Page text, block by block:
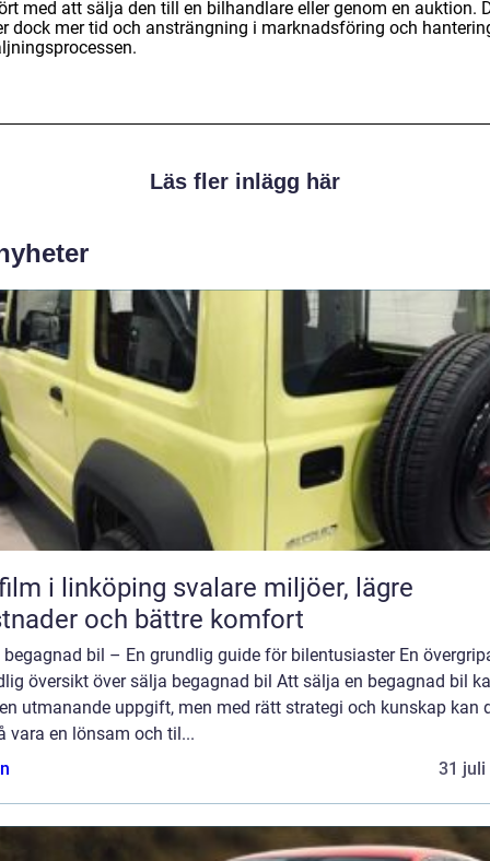
med att sälja den till en bilhandlare eller genom en auktion.
dock mer tid och ansträngning i marknadsföring och
Läs fler inlägg här
svalare miljöer, lägre
och bättre komfort
bil – En grundlig guide för bilentusiaster En
översikt över sälja begagnad bil Att sälja en begagnad bil
utmanande uppgift, men med rätt strategi och kunskap kan
vara en lönsam och til...
31 juli